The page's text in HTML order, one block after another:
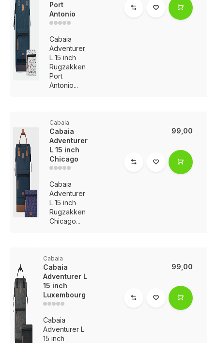
Voor 17:00 besteld, is vandaag verzonden (ma-vr)
Port
Antonio
Cabaia
Adventurer
L 15 inch
Rugzakken
Port
Antonio...
Cabaia
Cabaia
Adventurer
L 15 inch
Chicago
Cabaia
Adventurer
L 15 inch
Rugzakken
Chicago...
99,00
Cabaia
Cabaia
Adventurer L
15 inch
Luxembourg
Cabaia
Adventurer L
15 inch
99,00